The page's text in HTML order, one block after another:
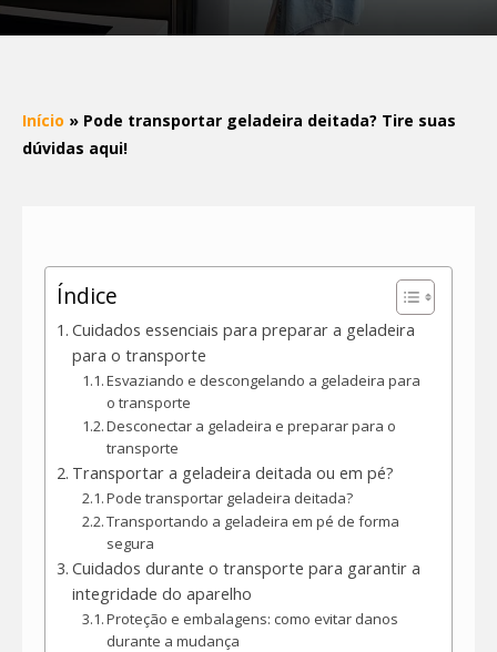
Início » Pode transportar geladeira deitada? Tire suas
dúvidas aqui!
Índice
Cuidados essenciais para preparar a geladeira
para o transporte
Esvaziando e descongelando a geladeira para
o transporte
Desconectar a geladeira e preparar para o
transporte
Transportar a geladeira deitada ou em pé?
Pode transportar geladeira deitada?
Transportando a geladeira em pé de forma
segura
Cuidados durante o transporte para garantir a
integridade do aparelho
Proteção e embalagens: como evitar danos
durante a mudança